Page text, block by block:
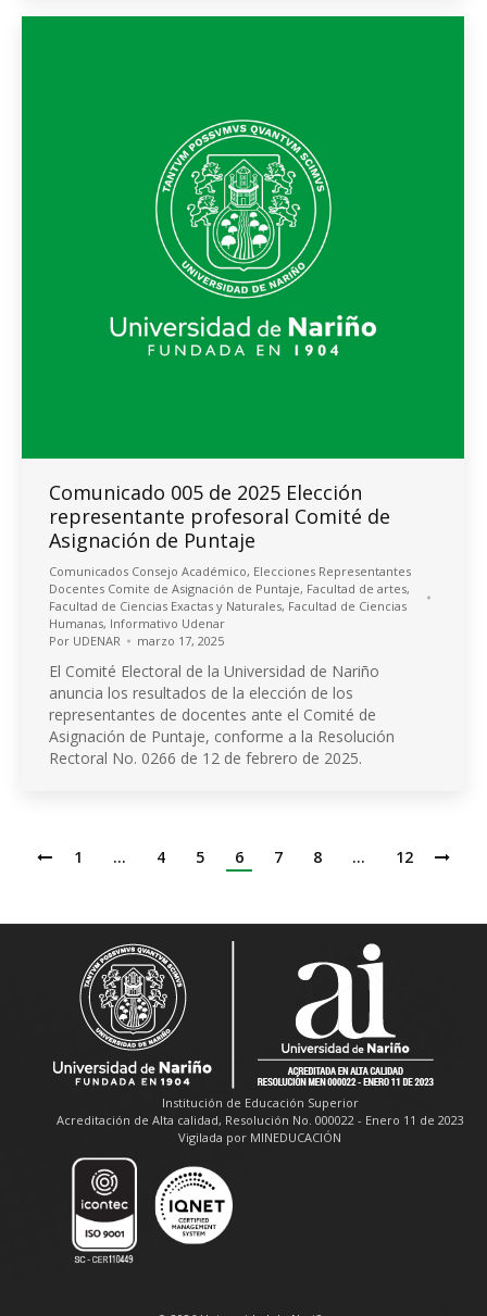
Comunicado 005 de 2025 Elección
representante profesoral Comité de
Asignación de Puntaje
Comunicados Consejo Académico, Elecciones Representantes
Docentes Comite de Asignación de Puntaje, Facultad de artes,
Facultad de Ciencias Exactas y Naturales, Facultad de Ciencias
Humanas, Informativo Udenar
Por UDENAR marzo 17, 2025
El Comité Electoral de la Universidad de Nariño
anuncia los resultados de la elección de los
representantes de docentes ante el Comité de
Asignación de Puntaje, conforme a la Resolución
Rectoral No. 0266 de 12 de febrero de 2025.
1 … 4 5 6 7 8 … 12
Institución de Educación Superior
Acreditación de Alta calidad, Resolución No. 000022 - Enero 11 de 2023
Vigilada por MINEDUCACIÓN